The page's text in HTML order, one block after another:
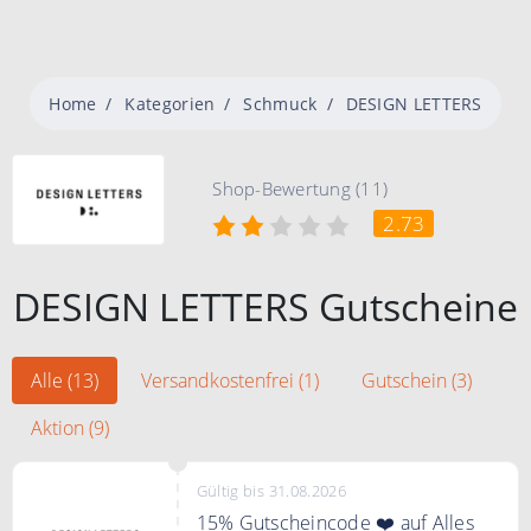
Home Kategorien Schmuck DESIGN LETTERS
Shop-Bewertung (11)
2.73
DESIGN LETTERS Gutscheine
Alle (13) Versandkostenfrei (1)
Gutschein (3)
Aktion (9)
Gültig bis 31.08.2026
15% Gutscheincode ❤️ auf Alles